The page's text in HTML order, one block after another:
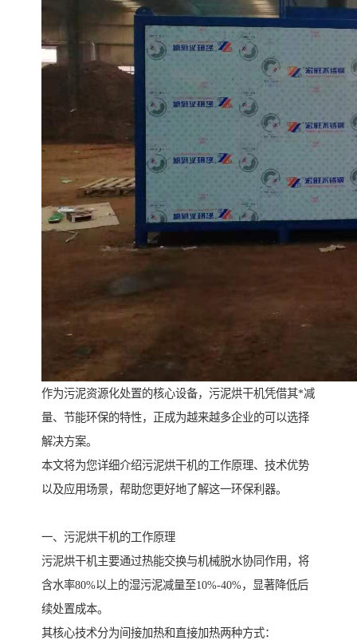
作为污泥资源化处置的核心设备，污泥烘干机凭借其*减
量、节能环保的特性，正成为越来越多企业的可以选择
解决方案。
本文将为您详细介绍污泥烘干机的工作原理、技术优势
以及应用场景，帮助您更好地了解这一环保利器。
一、污泥烘干机的工作原理
污泥烘干机主要通过热能交换与机械脱水协同作用，将
含水率80%以上的湿污泥减量至10%-40%，显著降低后
续处置成本。
其核心技术分为间接加热和直接加热两种方式：